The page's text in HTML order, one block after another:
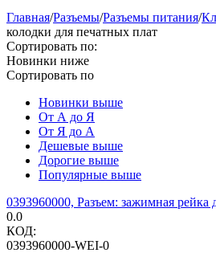
Главная/Разъeмы/Разъeмы питания/
колодки для печатных плат
Сортировать по:
Новинки ниже
Сортировать по
Новинки выше
От А до Я
От Я до А
Дешевые выше
Дорогие выше
Популярные выше
0393960000, Разъем: зажимная рейка
0.0
КОД:
0393960000-WEI-0